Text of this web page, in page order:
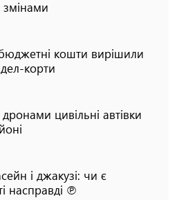
змінами
кошти вирішили
корти
цивільні автівки
і джакузі: чи є
насправді ℗